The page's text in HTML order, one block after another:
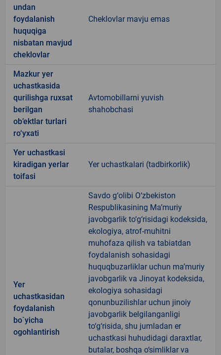
undan
foydalanish
huquqiga
nisbatan mavjud
cheklovlar
Cheklovlar mavju emas
Mazkur yer
uchastkasida
qurilishga ruxsat
berilgan
ob’ektlar turlari
ro‘yxati
Avtomobillarni yuvish
shahobchasi
Yer uchastkasi
kiradigan yerlar
toifasi
Yer uchastkalari (tadbirkorlik)
Yer
uchastkasidan
foydalanish
bo`yicha
ogohlantirish
Savdo g‘olibi O‘zbekiston
Respublikasining Ma’muriy
javobgarlik to‘g‘risidagi kodeksida,
ekologiya, atrof-muhitni
muhofaza qilish va tabiatdan
foydalanish sohasidagi
huquqbuzarliklar uchun ma’muriy
javobgarlik va Jinoyat kodeksida,
ekologiya sohasidagi
qonunbuzilishlar uchun jinoiy
javobgarlik belgilanganligi
to‘g‘risida, shu jumladan er
uchastkasi huhudidagi daraxtlar,
butalar, boshqa o‘simliklar va